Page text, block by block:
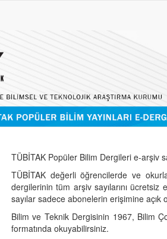
TÜBİTAK Popüler Bilim Dergileri e-arşiv
TÜBİTAK değerli öğrencilerde ve
dergilerinin tüm arşiv sayılarını
sayılar sadece abonelerin erişimine açık
Bilim ve Teknik Dergisinin 1967, Bilim
formatında okuyabilirsiniz.